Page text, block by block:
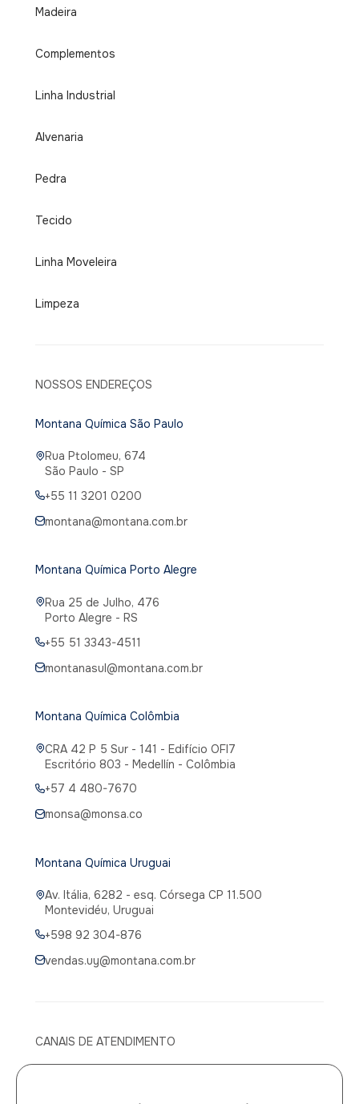
Madeira
Complementos
Linha Industrial
Alvenaria
Pedra
Tecido
Linha Moveleira
Limpeza
NOSSOS ENDEREÇOS
Montana Química São Paulo
Rua Ptolomeu, 674
São Paulo - SP
+55 11 3201 0200
montana@montana.com.br
Montana Química Porto Alegre
Rua 25 de Julho, 476
Porto Alegre - RS
+55 51 3343-4511
montanasul@montana.com.br
Montana Química Colômbia
CRA 42 P 5 Sur - 141 - Edifício OFI7
Escritório 803 - Medellín - Colômbia
+57 4 480-7670
monsa@monsa.co
Montana Química Uruguai
Av. Itália, 6282 - esq. Córsega CP 11.500
Montevidéu, Uruguai
+598 92 304-876
vendas.uy@montana.com.br
CANAIS DE ATENDIMENTO